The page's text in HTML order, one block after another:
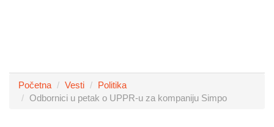
Početna Vesti
Politika
Odbornici u petak o UPPR-u za kompaniju Simpo